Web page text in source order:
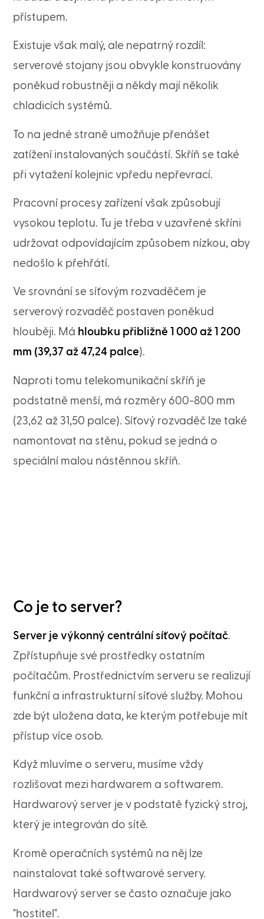
přístupem.
Existuje však malý, ale nepatrný rozdíl:
serverové stojany jsou obvykle konstruovány
poněkud robustněji a někdy mají několik
chladicích systémů.
To na jedné straně umožňuje přenášet
zatížení instalovaných součástí. Skříň se také
při vytažení kolejnic vpředu nepřevrací.
Pracovní procesy zařízení však způsobují
vysokou teplotu. Tu je třeba v uzavřené skříni
udržovat odpovídajícím způsobem nízkou, aby
nedošlo k přehřátí.
Ve srovnání se síťovým rozvaděčem je
serverový rozvaděč postaven poněkud
hlouběji. Má hloubku přibližně 1 000 až 1 200
mm (39,37 až 47,24 palce).
Naproti tomu telekomunikační skříň je
podstatně menší, má rozměry 600-800 mm
(23,62 až 31,50 palce). Síťový rozvaděč lze také
namontovat na stěnu, pokud se jedná o
speciální malou nástěnnou skříň.
Co je to server?
Server je výkonný centrální síťový počítač.
Zpřístupňuje své prostředky ostatním
počítačům. Prostřednictvím serveru se realizují
funkční a infrastrukturní síťové služby. Mohou
zde být uložena data, ke kterým potřebuje mít
přístup více osob.
Když mluvíme o serveru, musíme vždy
rozlišovat mezi hardwarem a softwarem.
Hardwarový server je v podstatě fyzický stroj,
který je integrován do sítě.
Kromě operačních systémů na něj lze
nainstalovat také softwarové servery.
Hardwarový server se často označuje jako
"hostitel".